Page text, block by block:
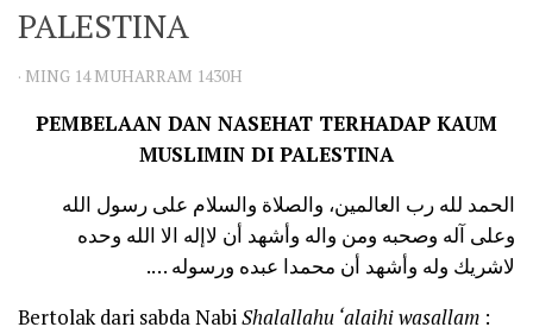
PALESTINA
· MING 14 MUHARRAM 1430H
PEMBELAAN DAN NASEHAT TERHADAP KAUM
MUSLIMIN DI PALESTINA
الحمد لله رب العالمين، والصلاة والسلام على رسول الله
وعلى آله وصحبه ومن واله وأشهد أن لاإله الا الله وحده
لاشريك وله وأشهد أن محمدا عبده ورسوله ….
Bertolak dari sabda NabiShalallahu ‘alaihi wasallam :